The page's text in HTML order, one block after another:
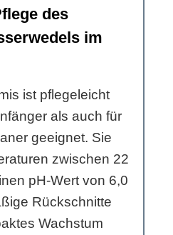
des
im
ist pflegeleicht
als auch für
geeignet. Sie
zwischen 22
pH-Wert von 6,0
Rückschnitte
Wachstum